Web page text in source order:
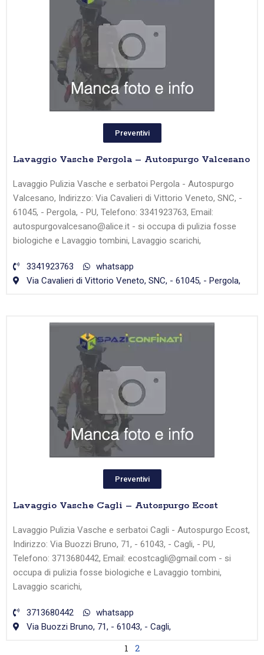
Preventivi
Lavaggio Vasche Pergola – Autospurgo Valcesano
Lavaggio Pulizia Vasche e serbatoi Pergola - Autospurgo
Valcesano, Indirizzo: Via Cavalieri di Vittorio Veneto, SNC, -
61045, - Pergola, - PU, Telefono: 3341923763, Email:
autospurgovalcesano@alice.it - si occupa di pulizia fosse
biologiche e Lavaggio tombini, Lavaggio scarichi,
3341923763
whatsapp
Via Cavalieri di Vittorio Veneto, SNC, - 61045, - Pergola,
Preventivi
Lavaggio Vasche Cagli – Autospurgo Ecost
Lavaggio Pulizia Vasche e serbatoi Cagli - Autospurgo Ecost,
Indirizzo: Via Buozzi Bruno, 71, - 61043, - Cagli, - PU,
Telefono: 3713680442, Email: ecostcagli@gmail.com - si
occupa di pulizia fosse biologiche e Lavaggio tombini,
Lavaggio scarichi,
3713680442
whatsapp
Via Buozzi Bruno, 71, - 61043, - Cagli,
1 2